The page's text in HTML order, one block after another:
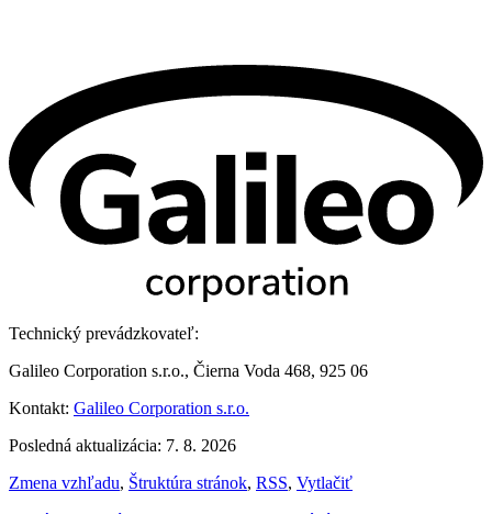
Technický prevádzkovateľ:
Galileo Corporation s.r.o., Čierna Voda 468, 925 06
Kontakt: Galileo Corporation s.r.o.
Posledná aktualizácia: 7. 8. 2026
Zmena vzhľadu, Štruktúra stránok, RSS, Vytlačiť